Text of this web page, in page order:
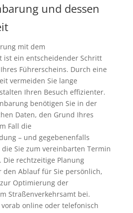
und dessen
mit dem
ist ein entscheidender Schritt
Führerscheins. Durch eine
vermeiden Sie lange
Ihren Besuch effizienter.
benötigen Sie in der
Daten, den Grund Ihres
Fall die
– und gegebenenfalls
Sie zum vereinbarten Termin
rechtzeitige Planung
Ablauf für Sie persönlich,
Optimierung der
Straßenverkehrsamt bei.
online oder telefonisch